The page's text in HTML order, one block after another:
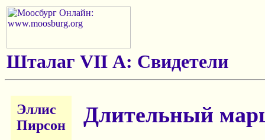
Шталаг VII А: Свидетели
Эллис
Пирсон
Длительный